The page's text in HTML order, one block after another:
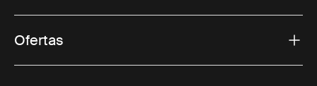
Ofertas